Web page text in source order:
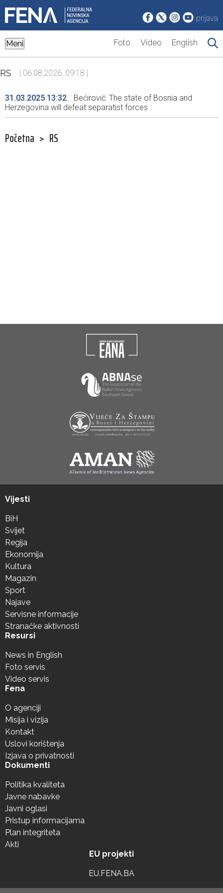
prijava
Meni Foto Video English
RS | 06.08.2026. 09:18 |
31.03.2025 13:32
Bećirović: The state of Bosnia and
Herzegovina will defeat separatist forces
Početna > RS
Vijesti
BiH
Svijet
Regija
Ekonomija
Kultura
Magazin
Sport
Najave
Servisne informacije
Stranačke aktivnosti
Resursi
News in English
Foto servis
Video servis
Fena
O agenciji
Misija i vizija
Kontakt
Uslovi korištenja
Izjava o privatnosti
Dokumenti
Politika kvaliteta
Javne nabavke
Javni oglasi
Pristup informacijama
Plan integriteta
Akti
EU projekti
EU.FENA.BA